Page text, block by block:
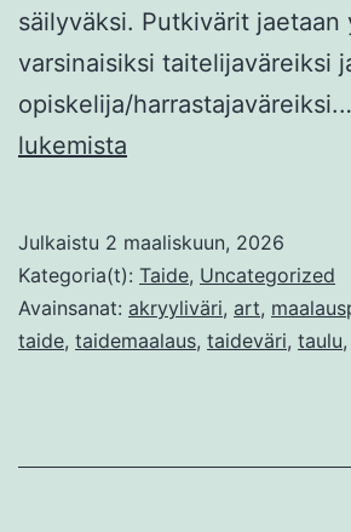
säilyväksi. Putkivärit jaetaan
varsinaisiksi taitelijaväreiksi
opiskelija/
lukemista
Julkaistu 2 maaliskuun, 2026
Kategoria(t): Taide, Uncategorized
Avainsanat: akryyliväri, art,
taide, taidemaalaus, taideväri, taulu,